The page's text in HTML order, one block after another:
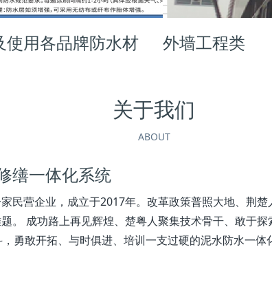
使用各品牌防水材 外墙工程类
关于我们
ABOUT
缮一体化系统
民营企业，成立于2017年。改革政策普照大地、荆
。 成功路上再见辉煌、楚粤人聚集技术骨干、敢于
勇敢开拓、与时俱进、培训一支过硬的泥水防水一